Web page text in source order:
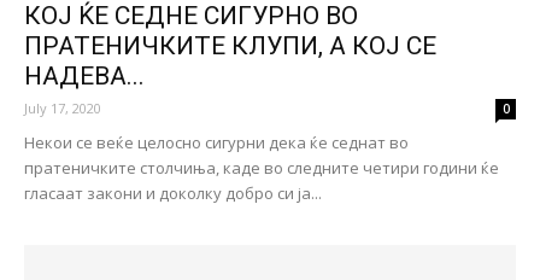
КОЈ ЌЕ СЕДНЕ СИГУРНО ВО
ПРАТЕНИЧКИТЕ КЛУПИ, А КОЈ СЕ
НАДЕВА...
July 17, 2020 0
Некои се веќе целосно сигурни дека ќе седнат во
пратеничките столчиња, каде во следните четири години ќе
гласаат закони и доколку добро си ја...